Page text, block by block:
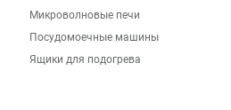
Микроволновые печи
Посудомоечные машины
Ящики для подогрева